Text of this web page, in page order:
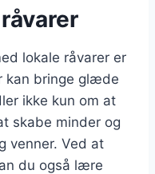
lokale råvarer er
kan bringe glæde
ikke kun om at
skabe minder og
venner. Ved at
du også lære